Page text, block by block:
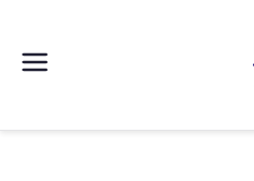
التكنولوجيا